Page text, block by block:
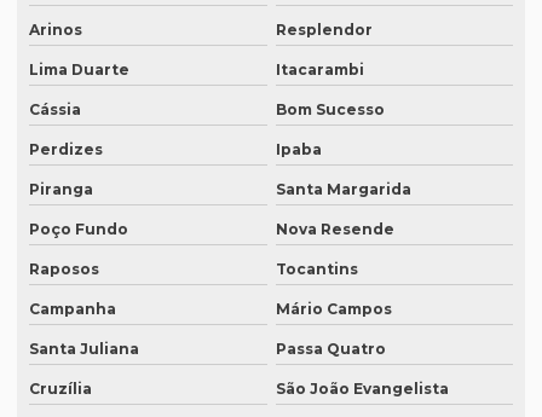
Intérprete simultâneo espanhol em bh
Intérprete simultâneo inglês em bh
Intérprete simultâneo inglês rj
Intérprete de videoconferência
Intérprete para webinars
Intérprete para workshops
Intérpretes para conferências
Intérpretes para eventos corporativos
Lauda de tradução
Arinos Resplendor
Lima Duarte Itacarambi
Cássia Bom Sucesso
Perdizes Ipaba
Piranga Santa Margarida
Poço Fundo Nova Resende
Raposos Tocantins
Campanha Mário Campos
Santa Juliana Passa Quatro
Cruzília São João Evangelista